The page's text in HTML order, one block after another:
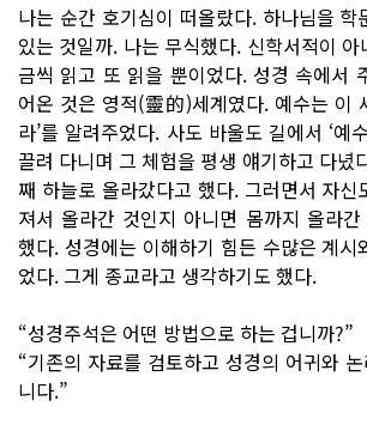
나는 순간 호기심이 떠올랐다. 하나님을 학
있는 것일까. 나는 무식했다. 신학서적이
금씩 읽고 또 읽을 뿐이었다. 성경 속에서
어온 것은 영적(靈的)세계였다. 예수는 이
라’를 알려주었다. 사도 바울도 길에서 ‘예
끌려 다니며 그 체험을 평생 얘기하고 다녔
째 하늘로 올라갔다고 했다. 그러면서 자신
져서 올라간 것인지 아니면 몸까지 올라
했다. 성경에는 이해하기 힘든 수많은 계시
었다. 그게 종교라고 생각하기도 했다.
“성경주석은 어떤 방법으로 하는 겁니까?”
“기존의 자료를 검토하고 성경의 어귀와
니다.”